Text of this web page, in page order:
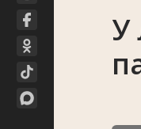
У